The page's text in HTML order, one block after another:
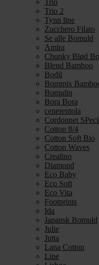
Trio
Trio 2
Tynn line
Zucchero Filato
Se alle Bomuld
Amira
Chunky Blød
Blend Bamboo
Bodil
Bommix
Bomulin
Bora Bora
cenerentola
Cordonnet
Cotton 8/4
Cotton Soft Bio
Cotton Waves
Crealino
Diamond
Eco Baby
Eco Soft
Eco Vita
Footprints
Ida
Japansk Bomuld
Julie
Jutta
Lana Cotton
Line